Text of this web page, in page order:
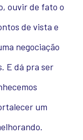
ouvir de fato o
de vista e
negociação
E dá pra ser
um